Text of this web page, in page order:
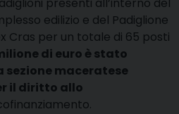
presenti all’interno del
edilizio e del Padiglione
Cras per un totale di 65 posti
di euro è stato
sezione maceratese
il diritto allo